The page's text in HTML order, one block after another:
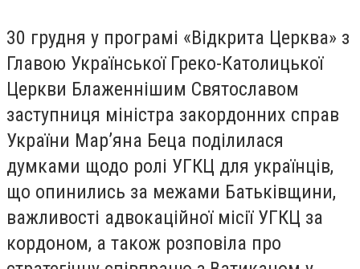
30 грудня у програмі «Відкрита Церква» з
Главою Української Греко-Католицької
Церкви Блаженнішим Святославом
заступниця міністра закордонних справ
України Мар’яна Беца поділилася
думками щодо ролі УГКЦ для українців,
що опинились за межами Батьківщини,
важливості адвокаційної місії УГКЦ за
кордоном, а також розповіла про